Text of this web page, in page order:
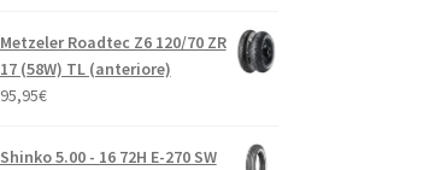
Metzeler Roadtec Z6 120/70 ZR
17 (58W) TL (anteriore)
95,95€
Shinko 5.00 - 16 72H E-270 SW